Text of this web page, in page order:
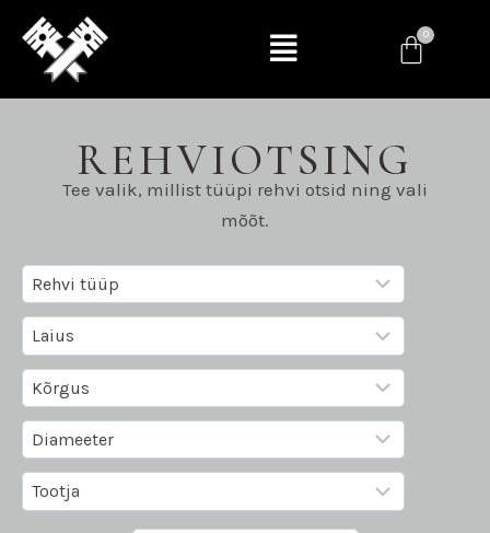
REHVIOTSING
Tee valik, millist tüüpi rehvi otsid ning vali
mõõt.